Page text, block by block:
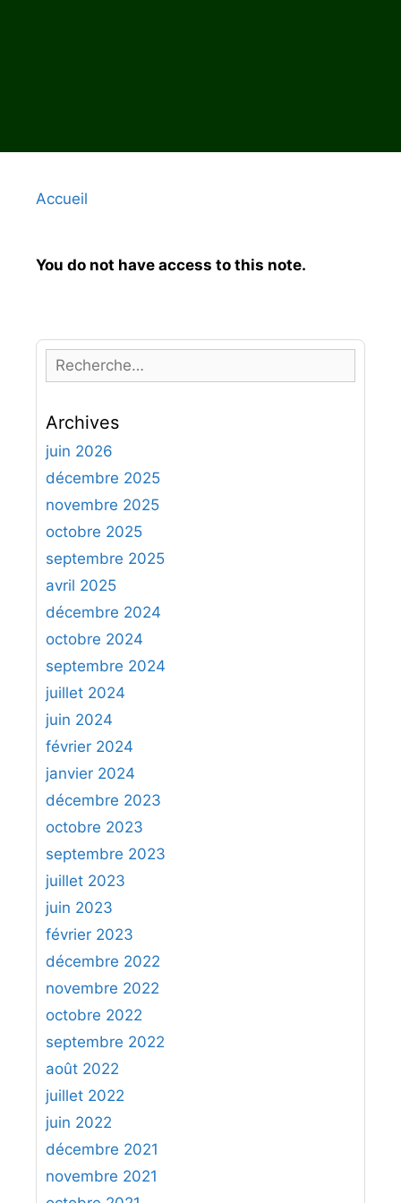
Accueil
You do not have access to this note.
e
h
e
r
h
e
r
:
Archives
juin 2026
décembre 2025
novembre 2025
octobre 2025
septembre 2025
avril 2025
décembre 2024
octobre 2024
septembre 2024
juillet 2024
juin 2024
février 2024
janvier 2024
décembre 2023
octobre 2023
septembre 2023
juillet 2023
juin 2023
février 2023
décembre 2022
novembre 2022
octobre 2022
septembre 2022
août 2022
juillet 2022
juin 2022
décembre 2021
novembre 2021